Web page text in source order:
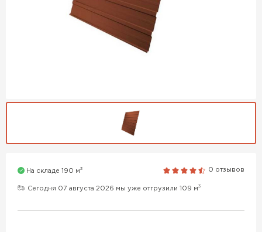
На складе 190 м3 0 отзывов
Сегодня 07 августа 2026 мы уже отгрузили 109 м3